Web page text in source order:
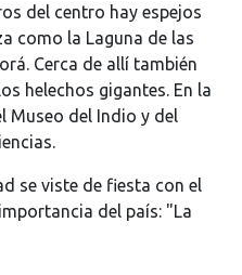
del centro hay espejos
como la Laguna de las
Cerca de allí también
helechos gigantes. En la
Museo del Indio y del
se viste de fiesta con el
del país: "La